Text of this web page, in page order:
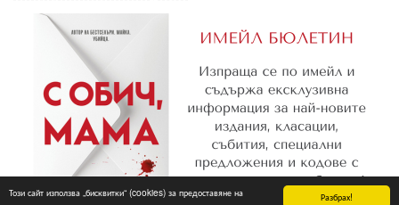
Разбрах!
Този сайт използва „бисквитки“ (cookies) за предоставяне на